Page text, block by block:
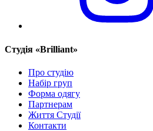
Cтудія «Brilliant»
Про студію
Набір груп
Форма одягу
Партнерам
Життя Студії
Контакти